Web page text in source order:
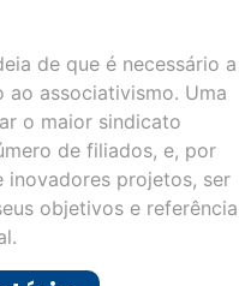
Sindicomércio
Saúde
Unimed
Atendimento em
Psicanálise Clínica
PrimaVida Dental
PLASC Saúde